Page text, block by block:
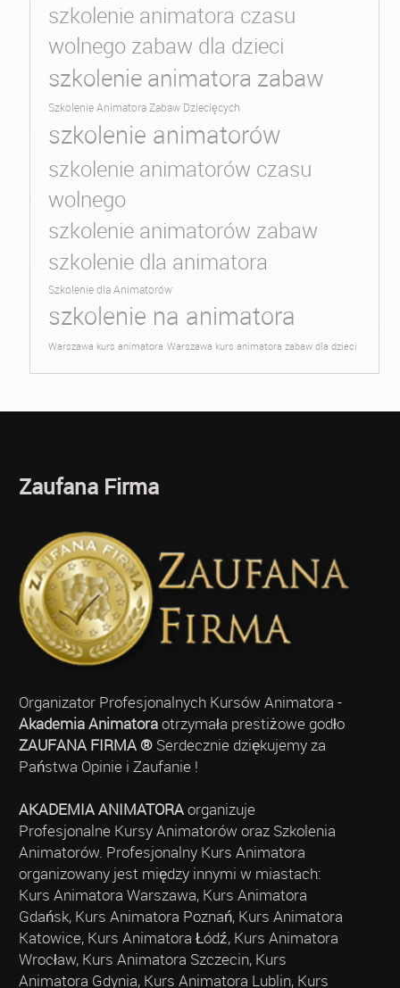
szkolenie animatora czasu
wolnego zabaw dla dzieci
szkolenie animatora zabaw
Szkolenie Animatora Zabaw Dziecięcych
szkolenie animatorów
szkolenie animatorów czasu
wolnego
szkolenie animatorów zabaw
szkolenie dla animatora
Szkolenie dla Animatorów
szkolenie na animatora
Warszawa kurs animatora Warszawa kurs animatora zabaw dla dzieci
Zaufana Firma
Organizator Profesjonalnych Kursów Animatora -
Akademia Animatoraotrzymała prestiżowe godło
ZAUFANA FIRMA ®Serdecznie dziękujemy za
Państwa Opinie i Zaufanie !
AKADEMIA ANIMATORAorganizuje
Profesjonalne Kursy Animatorów oraz Szkolenia
Animatorów. Profesjonalny Kurs Animatora
organizowany jest między innymi w miastach:
Kurs Animatora Warszawa, Kurs Animatora
Gdańsk, Kurs Animatora Poznań, Kurs Animatora
Katowice, Kurs Animatora Łódź, Kurs Animatora
Wrocław, Kurs Animatora Szczecin, Kurs
Animatora Gdynia, Kurs Animatora Lublin, Kurs